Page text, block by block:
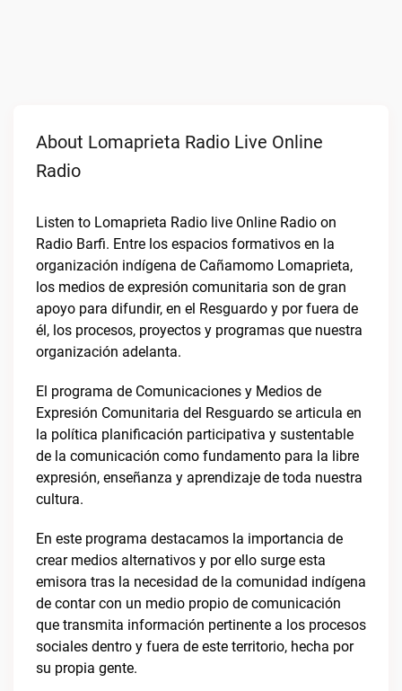
About Lomaprieta Radio Live Online
Radio
Listen to Lomaprieta Radio live Online Radio on
Radio Barfi. Entre los espacios formativos en la
organización indígena de Cañamomo Lomaprieta,
los medios de expresión comunitaria son de gran
apoyo para difundir, en el Resguardo y por fuera de
él, los procesos, proyectos y programas que nuestra
organización adelanta.
El programa de Comunicaciones y Medios de
Expresión Comunitaria del Resguardo se articula en
la política planificación participativa y sustentable
de la comunicación como fundamento para la libre
expresión, enseñanza y aprendizaje de toda nuestra
cultura.
En este programa destacamos la importancia de
crear medios alternativos y por ello surge esta
emisora tras la necesidad de la comunidad indígena
de contar con un medio propio de comunicación
que transmita información pertinente a los procesos
sociales dentro y fuera de este territorio, hecha por
su propia gente.